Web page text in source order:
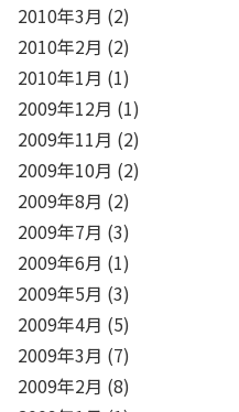
2010年3月 (2)
2010年2月 (2)
2010年1月 (1)
2009年12月 (1)
2009年11月 (2)
2009年10月 (2)
2009年8月 (2)
2009年7月 (3)
2009年6月 (1)
2009年5月 (3)
2009年4月 (5)
2009年3月 (7)
2009年2月 (8)